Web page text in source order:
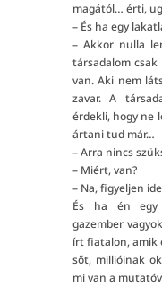
magától… érti,
– És ha egy
– Akkor nulla
társadalom
van. Aki nem
zavar. A
érdekli, hogy ne
ártani tud már…
– Arra nincs
– Miért, van?
– Na, figyeljen
És ha én egy
gazember
írt fiatalon, amik
sőt, millióinak
mi van a